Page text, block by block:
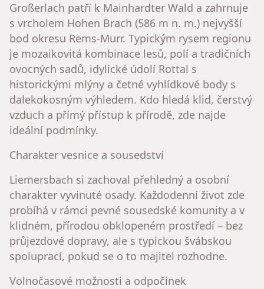
Großerlach patří k Mainhardter Wald a zahrnuje
s vrcholem Hohen Brach (586 m n. m.) nejvyšší
bod okresu Rems-Murr. Typickým rysem regionu
je mozaikovitá kombinace lesů, polí a tradičních
ovocných sadů, idylické údolí Rottal s
historickými mlýny a četné vyhlídkové body s
dalekokosným výhledem. Kdo hledá klid, čerstvý
vzduch a přímý přístup k přírodě, zde najde
ideální podmínky.
Charakter vesnice a sousedství
Liemersbach si zachoval přehledný a osobní
charakter vyvinuté osady. Každodenní život zde
probíhá v rámci pevné sousedské komunity a v
klidném, přírodou obklopeném prostředí – bez
průjezdové dopravy, ale s typickou švábskou
spoluprací, pokud se o to majitel rozhodne.
Volnočasové možnosti a odpočinek